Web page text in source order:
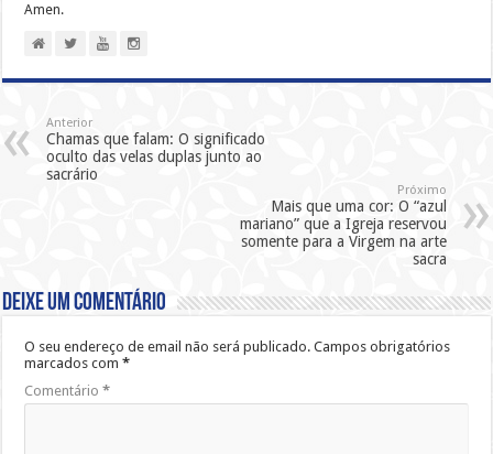
Amen.
Anterior
Chamas que falam: O significado
oculto das velas duplas junto ao
sacrário
Próximo
Mais que uma cor: O “azul
mariano” que a Igreja reservou
somente para a Virgem na arte
sacra
Deixe um comentário
O seu endereço de email não será publicado. Campos obrigatórios
marcados com*
Comentário*